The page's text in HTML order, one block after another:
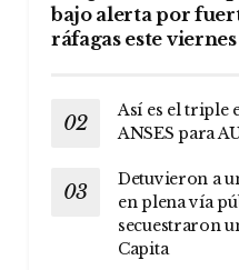
bajo alerta por
ráfagas este viernes
Así es el triple
ANSES para
Detuvieron a
en plena vía
secuestraron
Capita